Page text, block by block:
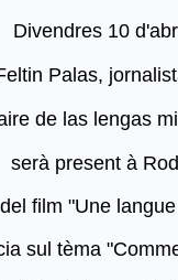
Divendres 10
Palas,
de las lengas
serà present à
film "Une
sul tèma